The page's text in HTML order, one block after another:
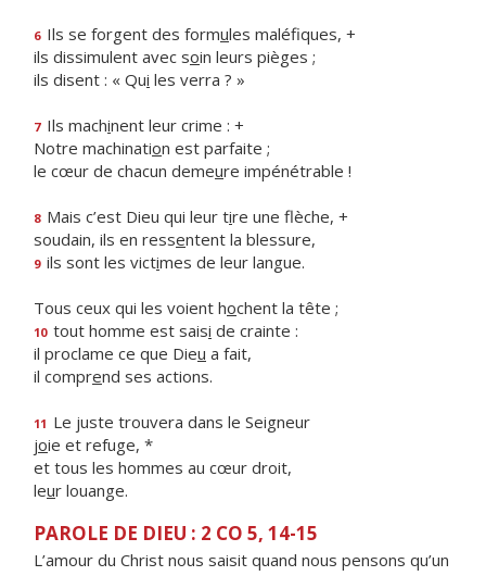
6 Ils se forgent des formules maléfiques, +
ils dissimulent avec soin leurs pièges ;
ils disent : « Qui les verra ? »
7 Ils machinent leur crime : +
Notre machination est parfaite ;
le cœur de chacun demeure impénétrable !
8 Mais c’est Dieu qui leur tire une flèche, +
soudain, ils en ressentent la blessure,
9 ils sont les victimes de leur langue.
Tous ceux qui les voient hochent la tête ;
10 tout homme est saisi de crainte :
il proclame ce que Dieu a fait,
il comprend ses actions.
11 Le juste trouvera dans le Seigneur
joie et refuge, *
et tous les hommes au cœur droit,
leur louange.
PAROLE DE DIEU : 2 CO 5, 14-15
L’amour du Christ nous saisit quand nous pensons qu’un